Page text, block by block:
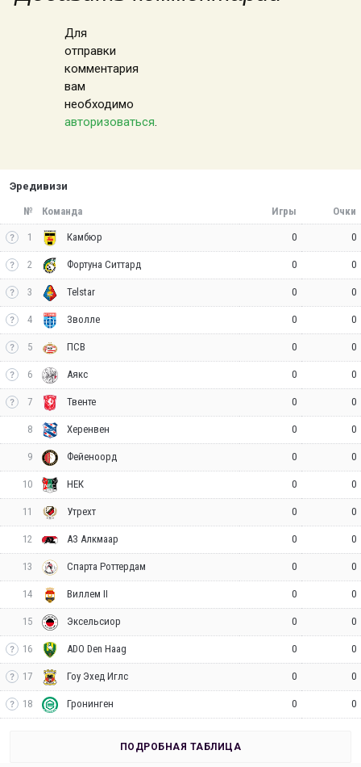
Для
отправки
комментария
вам
необходимо
авторизоваться.
Эредивизи
№ Команда Игры Очки
1 Камбюр 0 0
2 Фортуна Ситтард 0 0
3 Telstar 0 0
4 Зволле 0 0
5 ПСВ 0 0
6 Аякс 0 0
7 Твенте 0 0
8 Херенвен 0 0
9 Фейеноорд 0 0
10 НЕК 0 0
11 Утрехт 0 0
12 АЗ Алкмаар 0 0
13 Спарта Роттердам 0 0
14 Виллем II 0 0
15 Эксельсиор 0 0
16 ADO Den Haag 0 0
17 Гоу Эхед Иглс 0 0
18 Гронинген 0 0
ПОДРОБНАЯ ТАБЛИЦА